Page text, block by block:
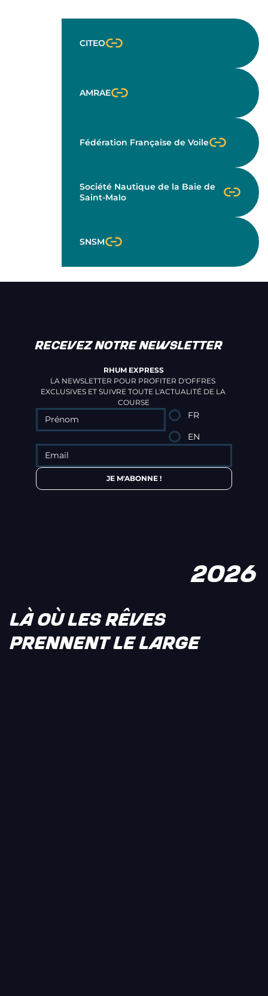
CITEO
AMRAE
Fédération Française de Voile
Société Nautique de la Baie de
Saint-Malo
SNSM
LÀ OÙ LES RÊVES
PRENNENT LE LARGE
RECEVEZ NOTRE NEWSLETTER
RHUM EXPRESS
LA NEWSLETTER POUR PROFITER D'OFFRES
EXCLUSIVES ET SUIVRE TOUTE L'ACTUALITÉ DE LA
COURSE
FR
EN
JE M'ABONNE !
2026